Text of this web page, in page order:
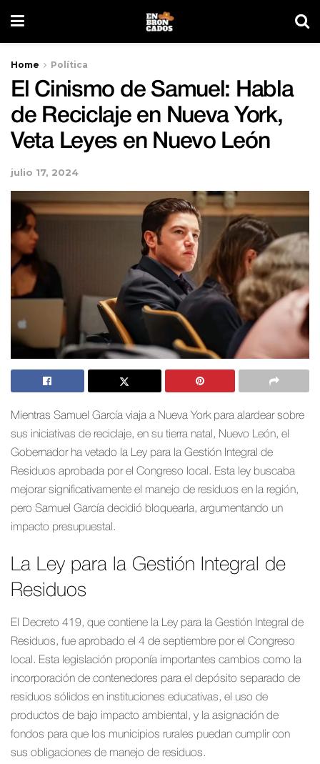
Home Política
El Cinismo de Samuel: Habla
de Reciclaje en Nueva York,
Veta Leyes en Nuevo León
julio 17, 2024
Mientras Samuel García viaja a Nueva York para alardear sobre
sus iniciativas de reciclaje, en su tierra natal, Nuevo León, el
Gobernador ha vetado la Ley para la Gestión Integral de
Residuos aprobada por el Congreso local. Esta ley buscaba
mejorar significativamente el manejo de residuos en la región,
pero Samuel García decidió bloquearla, argumentando un
impacto presupuestal.
La Ley para la Gestión Integral de
Residuos
El Decreto 419, que contiene la Ley para la Gestión Integral de
Residuos, fue aprobado el 4 de septiembre por el Congreso
local. Esta legislación proponía importantes cambios como la
incorporación de contenedores para el depósito separado de
residuos sólidos en instituciones educativas, el uso de
productos de bajo impacto ambiental, y la asignación de
fondos para que los municipios rurales puedan cumplir con
sus obligaciones de manejo de residuos.